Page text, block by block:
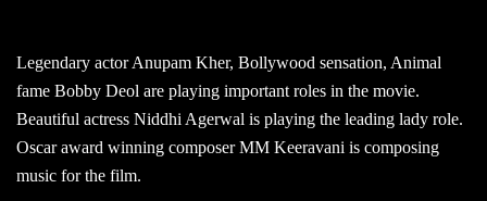
Legendary actor Anupam Kher, Bollywood sensation, Animal
fame Bobby Deol are playing important roles in the movie.
Beautiful actress Niddhi Agerwal is playing the leading lady role.
Oscar award winning composer MM Keeravani is composing
music for the film.